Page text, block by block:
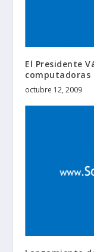
El Presidente
computadoras
octubre 12, 2009